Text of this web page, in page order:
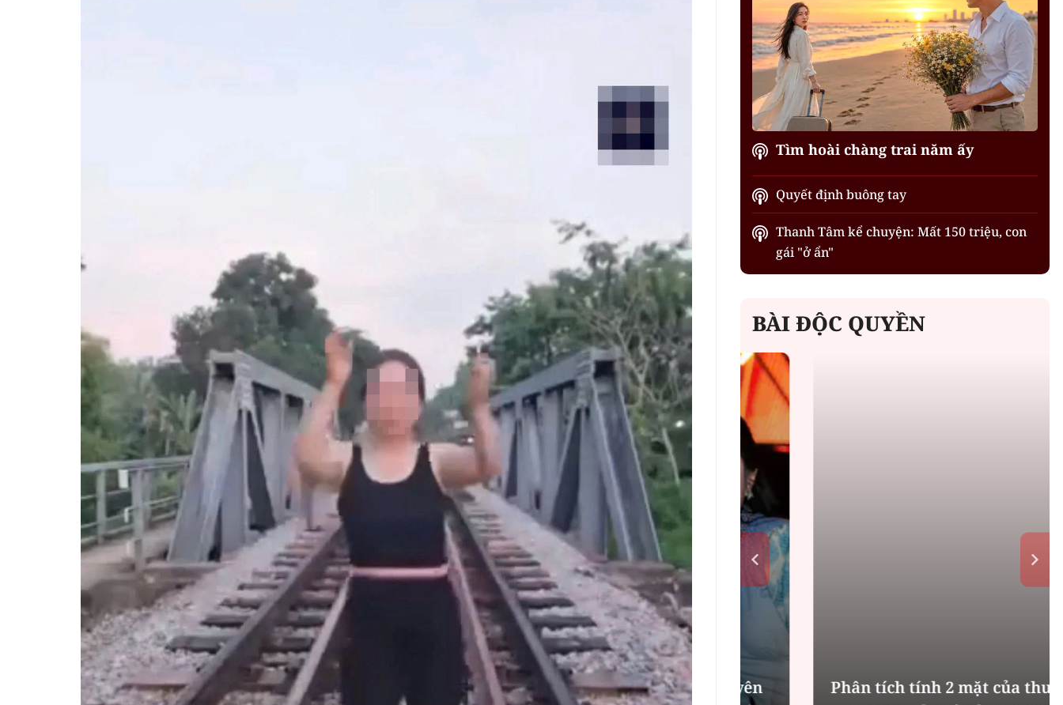
Tìm hoài chàng trai năm ấy
Quyết định buông tay
Thanh Tâm kể chuyện: Mất 150 triệu, con
gái "ở ẩn"
BÀI ĐỘC QUYỀN
Hà Nội thu hút bác sĩ về trạm y
tế, tạo điều kiện để người dân
Diễn đàn tháng 8: Ca sĩ Duyên
Phân tích tính 2 mặt của thương